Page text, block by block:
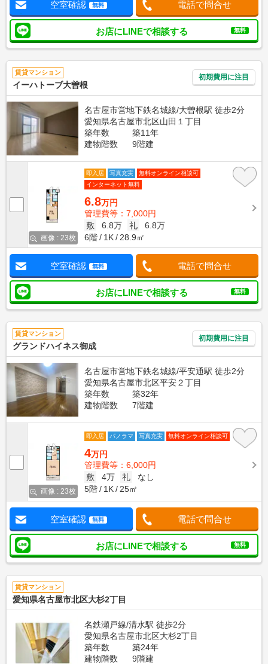
空室確認 無料 電話で問合せ
お店にLINEで相談する 無料
賃貸マンション
イーハトーブ大曽根
初期費用に注目
名古屋市営地下鉄名城線/大曽根駅 徒歩2分
愛知県名古屋市北区山田１丁目
築年数
築11年
建物階数
9階建
画像 : 23枚
即入居 写真充実
無料オンライン相談可
インターネット無料
6.8万円
管理費等：7,000円
敷
6.8万 礼
6.8万
6階
1K 28.9㎡
空室確認 無料 電話で問合せ
お店にLINEで相談する 無料
賃貸マンション
グランドハイネス御成
初期費用に注目
名古屋市営地下鉄名城線/平安通駅 徒歩2分
愛知県名古屋市北区平安２丁目
築年数
築32年
建物階数
7階建
画像 : 23枚
即入居 パノラマ 写真充実 無料オンライン相談可
4万円
管理費等：6,000円
敷
4万 礼
なし
5階
1K 25㎡
空室確認 無料 電話で問合せ
お店にLINEで相談する 無料
賃貸マンション
愛知県名古屋市北区大杉2丁目
名鉄瀬戸線/清水駅 徒歩2分
愛知県名古屋市北区大杉2丁目
築年数
築24年
建物階数
9階建